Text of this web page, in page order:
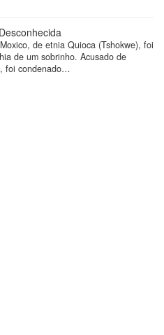
Desconhecida
de etnia Quioca (Tshokwe), foi
de um sobrinho. Acusado de
foi condenado…